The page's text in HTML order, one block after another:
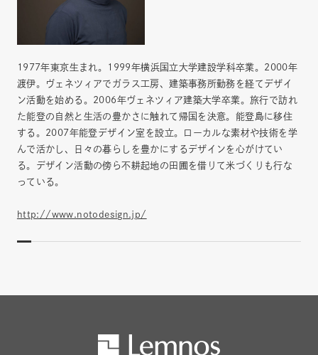
1977年東京生まれ。1999年横浜国立大学建設学科卒業。2000年
渡伊。ヴェネツィアでガラス工房、建築事務所勤務を経てデザイ
ン活動を始める。2006年ヴェネツィア建築大学卒業。旅行で訪れ
た能登の自然と生活の豊かさに触れて帰国を決意。能登島に移住
する。2007年能登デザイン室を設立。ローカルな素材や技術を学
んで活かし、日々の暮らしを豊かにするデザインを心がけてい
る。デザイン活動の傍ら不耕起地の田圃を借りて米づくりも行な
っている。
http://www.notodesign.jp/